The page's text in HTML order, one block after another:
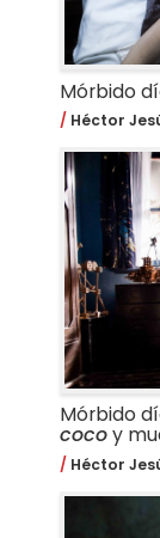
Mórbido
Héctor
Mórbido
cocoy
Héctor